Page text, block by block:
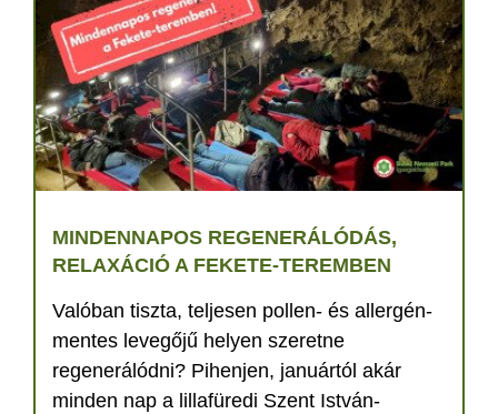
MINDENNAPOS REGENERÁLÓDÁS,
RELAXÁCIÓ A FEKETE-TEREMBEN
Valóban tiszta, teljesen pollen- és allergén-
mentes levegőjű helyen szeretne
regenerálódni? Pihenjen, januártól akár
minden nap a lillafüredi Szent István-